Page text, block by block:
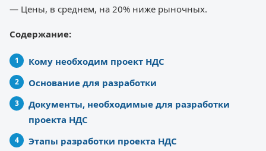
— Цены, в среднем, на 20% ниже рыночных.
Содержание:
Кому необходим проект НДС
Основание для разработки
Документы, необходимые для разработки
проекта НДС
Этапы разработки проекта НДС